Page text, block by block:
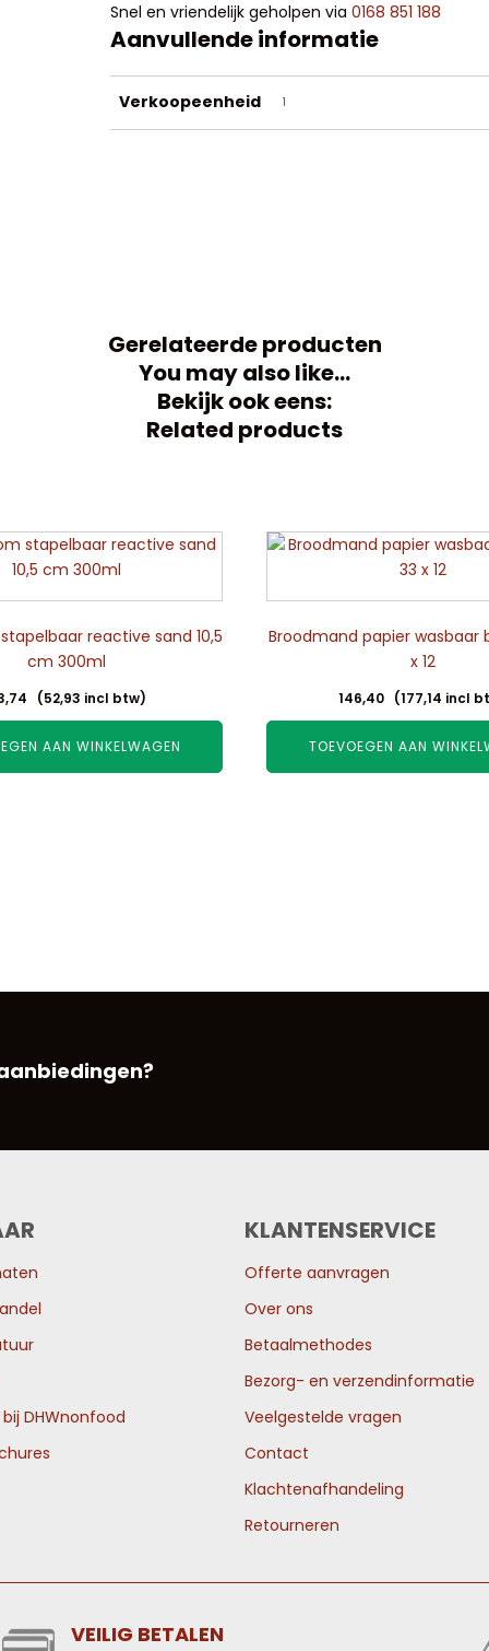
Snel en vriendelijk geholpen via 0168 851 188
Aanvullende informatie
Verkoopeenheid 1
Gerelateerde producten
You may also like…
Bekijk ook eens:
Related products
reactive sand 10,5
cm 300ml
(52,93 incl btw)
AAN WINKELWAGEN
Broodmand papier wasbaar
x 12
146,40 (177,14 incl
TOEVOEGEN AAN
DHWnonfood
KLANTENSERVICE
Offerte aanvragen
Over ons
Betaalmethodes
Bezorg- en verzendinformatie
Veelgestelde vragen
Contact
Klachtenafhandeling
Retourneren
VEILIG BETALEN